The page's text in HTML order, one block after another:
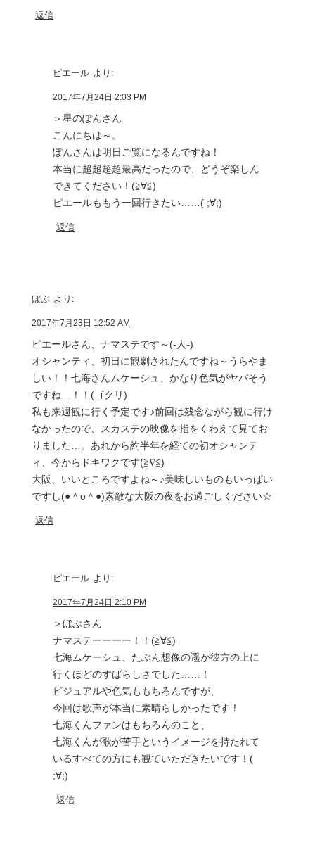
返信
ピエール より:
2017年7月24日 2:03 PM
＞星のぽんさん
こんにちは～。
ぽんさんは明日ご覧になるんですね！
本当に超超超超最高だったので、どうぞ楽しん
できてください！(≧∀≦)
ピエールももう一回行きたい……( ;∀;)
返信
ぼぶ より:
2017年7月23日 12:52 AM
ピエールさん、ナマステです～(-人-)
オシャンティ、初日に観劇されたんですね～うらやま
しい！！七海さんムケーシュ、かなり色気がヤバそう
ですね…！！(ゴクリ)
私も来週観に行く予定です♪前回は残念ながら観に行け
なかったので、スカステの映像を指をくわえて見てお
りました…。あれから約半年を経ての初オシャンテ
ィ、今からドキワクです(≧∇≦)
大阪、いいところですよね～♪美味しいものもいっぱい
ですし(●＾o＾●)素敵な大阪の夜をお過ごしください☆
返信
ピエール より:
2017年7月24日 2:10 PM
＞ぼぶさん
ナマステーーーー！！(≧∀≦)
七海ムケーシュ、たぶん想像の遥か彼方の上に
行くほどのすばらしさでした……！
ビジュアルや色気ももちろんですが、
今回は歌声が本当に素晴らしかったです！
七海くんファンはもちろんのこと、
七海くんが歌が苦手というイメージを持たれて
いるすべての方にも観ていただきたいです！(
;∀;)
返信